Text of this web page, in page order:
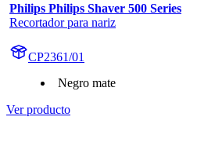
Philips Philips Shaver 500 Series
Recortador para nariz
CP2361/01
Negro mate
Ver producto